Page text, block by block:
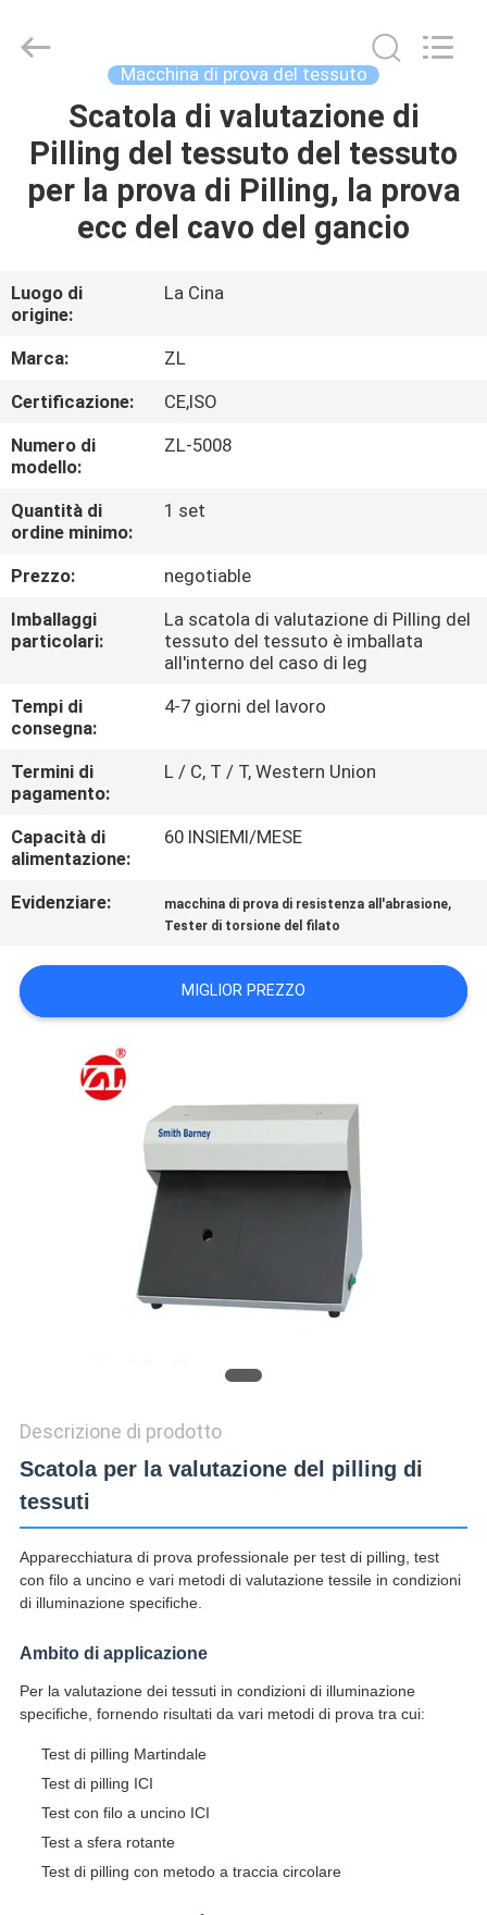
CASA
PRODOTTI
CIRCA
NOI
GIRO
DELLA
FABBRICA
CONTROLLO
DI
QUALITÀ
CONTATTICI
NOTIZIE
RICHIEDA
UNA
VR
SITEMAP
Instrument
Technology
Macchina di prova del tessuto
Scatola di valutazione di
Pilling del tessuto del tessuto
per la prova di Pilling, la prova
ecc del cavo del gancio
Luogo di
origine:
La Cina
Marca:
ZL
Certificazione:
CE,ISO
Numero di
modello:
ZL-5008
Quantità di
ordine minimo:
1 set
Prezzo:
negotiable
Imballaggi
particolari:
La scatola di valutazione di Pilling del
tessuto del tessuto è imballata
all'interno del caso di leg
Tempi di
consegna:
4-7 giorni del lavoro
Termini di
pagamento:
L / C, T / T, Western Union
Capacità di
alimentazione:
60 INSIEMI/MESE
Evidenziare: macchina di prova di resistenza all'abrasione,
Tester di torsione del filato
MIGLIOR PREZZO
Descrizione di prodotto
Scatola per la valutazione del pilling di
tessuti
Apparecchiatura di prova professionale per test di pilling, test
con filo a uncino e vari metodi di valutazione tessile in condizioni
di illuminazione specifiche.
Ambito di applicazione
Per la valutazione dei tessuti in condizioni di illuminazione
specifiche, fornendo risultati da vari metodi di prova tra cui:
Test di pilling Martindale
Test di pilling ICI
Test con filo a uncino ICI
Test a sfera rotante
Test di pilling con metodo a traccia circolare